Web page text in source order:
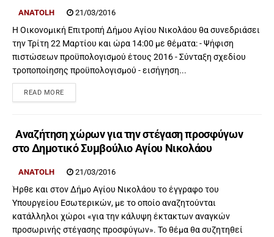
ANATOLH 21/03/2016
Η Οικονομική Επιτροπή Δήμου Αγίου Νικολάου θα συνεδριάσει
την Τρίτη 22 Μαρτίου και ώρα 14:00 με θέματα: - Ψήφιση
πιστώσεων προϋπολογισμού έτους 2016 - Σύνταξη σχεδίου
τροποποίησης προϋπολογισμού - εισήγηση...
READ MORE
Αναζήτηση χώρων για την στέγαση προσφύγων
στο Δημοτικό Συμβούλιο Αγίου Νικολάου
ANATOLH 21/03/2016
Ήρθε και στον Δήμο Αγίου Νικολάου το έγγραφο του
Υπουργείου Εσωτερικών, με το οποίο αναζητούνται
κατάλληλοι χώροι «για την κάλυψη έκτακτων αναγκών
προσωρινής στέγασης προσφύγων». Το θέμα θα συζητηθεί